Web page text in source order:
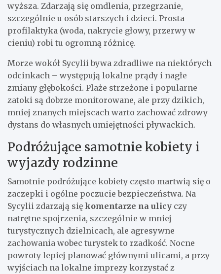
wyższa. Zdarzają się omdlenia, przegrzanie,
szczególnie u osób starszych i dzieci. Prosta
profilaktyka (woda, nakrycie głowy, przerwy w
cieniu) robi tu ogromną różnicę.
Morze wokół Sycylii bywa zdradliwe na niektórych
odcinkach – występują lokalne prądy i nagłe
zmiany głębokości. Plaże strzeżone i popularne
zatoki są dobrze monitorowane, ale przy dzikich,
mniej znanych miejscach warto zachować zdrowy
dystans do własnych umiejętności pływackich.
Podróżujące samotnie kobiety i
wyjazdy rodzinne
Samotnie podróżujące kobiety często martwią się o
zaczepki i ogólne poczucie bezpieczeństwa. Na
Sycylii zdarzają się komentarze na ulicy czy
natrętne spojrzenia, szczególnie w mniej
turystycznych dzielnicach, ale agresywne
zachowania wobec turystek to rzadkość. Nocne
powroty lepiej planować głównymi ulicami, a przy
wyjściach na lokalne imprezy korzystać z